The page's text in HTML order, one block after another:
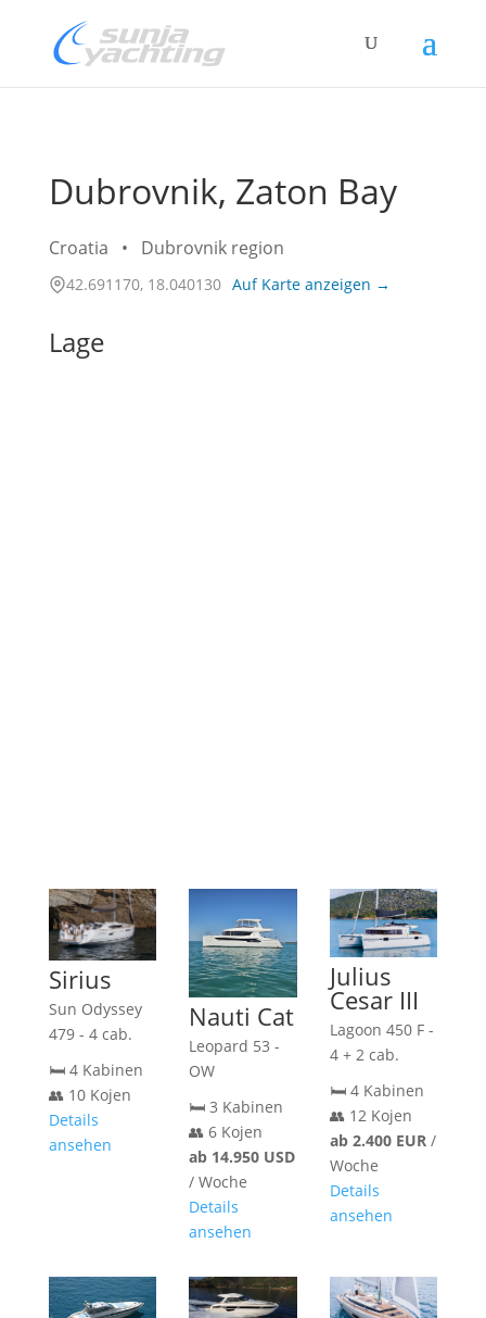
Dubrovnik, Zaton Bay
Croatia • Dubrovnik region
42.691170, 18.040130 Auf Karte anzeigen →
Lage
Sirius
Sun Odyssey
479 - 4 cab.
🛏️ 4 Kabinen
👥 10 Kojen
Details
ansehen
Nauti Cat
Leopard 53 -
OW
🛏️ 3 Kabinen
👥 6 Kojen
ab 14.950 USD
/ Woche
Details
ansehen
Julius
Cesar III
Lagoon 450 F -
4 + 2 cab.
🛏️ 4 Kabinen
👥 12 Kojen
ab 2.400 EUR/
Woche
Details
ansehen